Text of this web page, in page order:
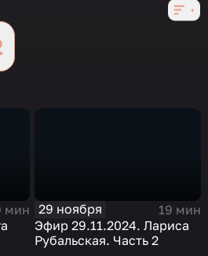
мин
29 ноября
19 мин
Эфир 29.11.2024. Лариса
Рубальская. Часть 2